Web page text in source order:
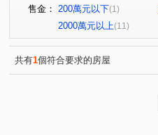
南安路(1) 上安路
福科路(1) 福瑞街
文山路(1) 逢明街(1)
三塊巷(1)
售金： 200萬元以下(1)
2000萬元以上(11)
共有1個符合要求的房屋